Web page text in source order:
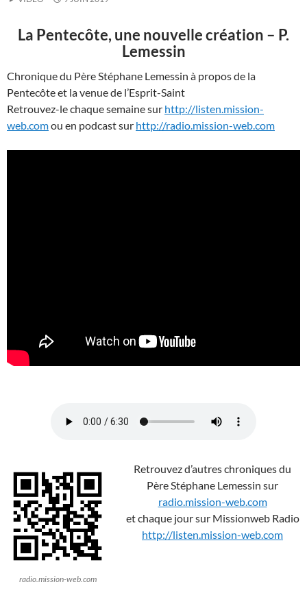
La Pentecôte, une nouvelle création – P.
Lemessin
Chronique du Père Stéphane Lemessin à propos de la
Pentecôte et la venue de l’Esprit-Saint
Retrouvez-le chaque semaine sur http://listen.mission-
web.comou en podcast sur http://radio.mission-web.com
radio.mission-web.com
Retrouvez d’autres chroniques du
Père Stéphane Lemessin sur
radio.mission-web.com
et chaque jour sur Missionweb Radio
http://listen.mission-web.com